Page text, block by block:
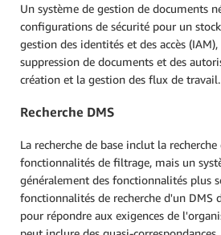
Un système de gestion de documents
configurations de sécurité pour un
gestion des identités et des accès
suppression de documents et des
création et la gestion des flux de travail.
Recherche DMS
La recherche de base inclut la
fonctionnalités de filtrage, mais un
généralement des fonctionnalités plus
fonctionnalités de recherche d'un DMS
pour répondre aux exigences de